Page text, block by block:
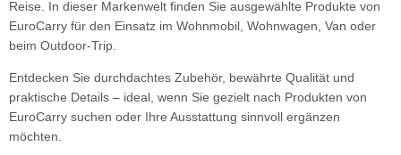
Reise. In dieser Markenwelt finden Sie ausgewählte Produkte von
EuroCarry für den Einsatz im Wohnmobil, Wohnwagen, Van oder
beim Outdoor-Trip.
Entdecken Sie durchdachtes Zubehör, bewährte Qualität und
praktische Details – ideal, wenn Sie gezielt nach Produkten von
EuroCarry suchen oder Ihre Ausstattung sinnvoll ergänzen
möchten.